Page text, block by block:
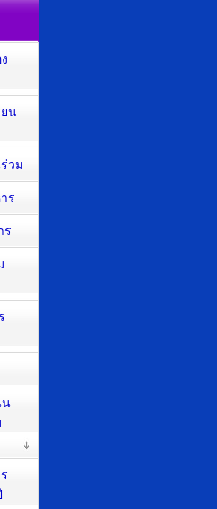
ยน
วม
ร
ร
น